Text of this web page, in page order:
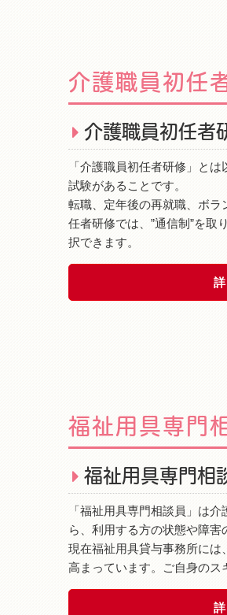
介護職員初任
介護職員初任者
「介護職員初任者研修」と
試験があることです。
転職、定年後の再就職、ボ
任者研修では、”通信制”を
択できます。
福祉用具専門
福祉用具専門相
「福祉用具専門相談員」は
ら、利用する方の状態や障害
現在福祉用具貸与事務所には
高まっています。ご自身のス